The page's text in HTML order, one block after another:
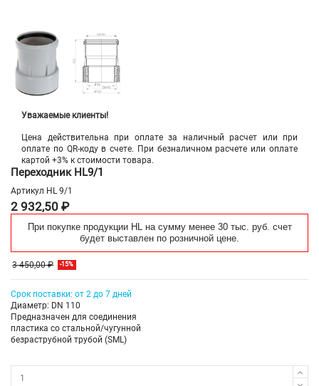
Уважаемые клиенты!
Цена действительна при оплате за наличный расчет или при
оплате по QR-коду в счете. При безналичном расчете или оплате
картой +3% к стоимости товара.
Переходник HL9/1
Артикул HL 9/1
2 932,50 ₽
При покупке продукции HL на сумму менее 30 тыс. руб. счет
будет выставлен по розничной цене.
3 450,00 ₽ -15%
Срок поставки: от 2 до 7 дней
Диаметр: DN 110
Предназначен для соединения
пластика со стальной/чугунной
безраструбной трубой (SML)